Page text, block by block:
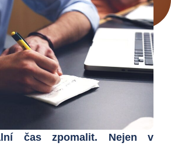
čas zpomalit. Nejen v